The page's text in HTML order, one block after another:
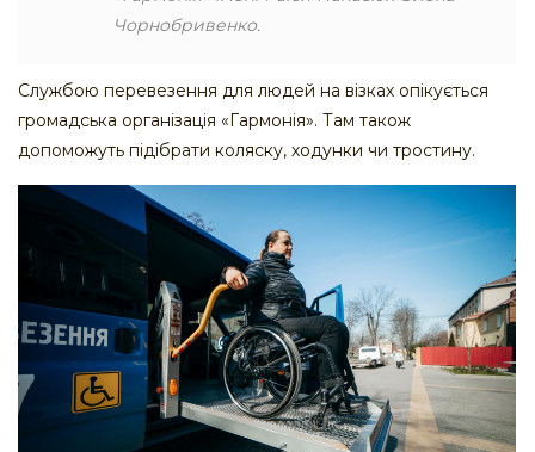
Чорнобривенко.
Службою перевезення для людей на візках опікується
громадська організація «Гармонія». Там також
допоможуть підібрати коляску, ходунки чи тростину.